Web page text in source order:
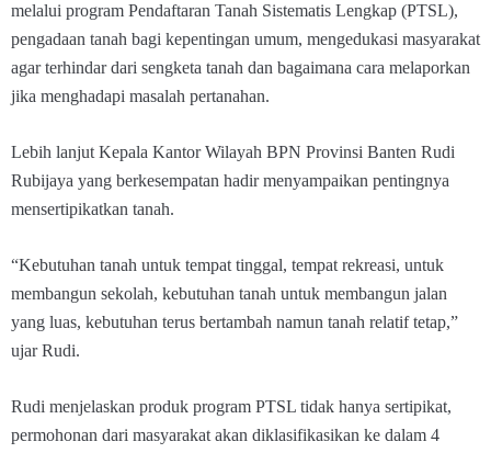
melalui program Pendaftaran Tanah Sistematis Lengkap (PTSL),
pengadaan tanah bagi kepentingan umum, mengedukasi masyarakat
agar terhindar dari sengketa tanah dan bagaimana cara melaporkan
jika menghadapi masalah pertanahan.
Lebih lanjut Kepala Kantor Wilayah BPN Provinsi Banten Rudi
Rubijaya yang berkesempatan hadir menyampaikan pentingnya
mensertipikatkan tanah.
“Kebutuhan tanah untuk tempat tinggal, tempat rekreasi, untuk
membangun sekolah, kebutuhan tanah untuk membangun jalan
yang luas, kebutuhan terus bertambah namun tanah relatif tetap,”
ujar Rudi.
Rudi menjelaskan produk program PTSL tidak hanya sertipikat,
permohonan dari masyarakat akan diklasifikasikan ke dalam 4